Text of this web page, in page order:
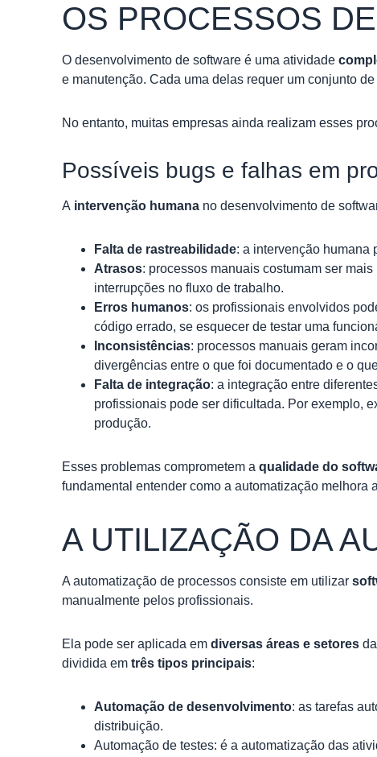
OS PROCESSOS
O desenvolvimento de software é uma atividade
e manutenção. Cada uma delas requer um conjunto
No entanto, muitas empresas ainda realizam esses
Possíveis bugs e falhas em
A intervenção humana no desenvolvimento de
Falta de rastreabilidade: a intervenção humana
Atrasos: processos manuais costumam ser
interrupções no fluxo de trabalho.
Erros humanos: os profissionais envolvidos
código errado, se esquecer de testar uma
Inconsistências: processos manuais geram
divergências entre o que foi documentado e o
Falta de integração: a integração entre
profissionais pode ser dificultada. Por exemplo,
produção.
Esses problemas comprometem a qualidade do
fundamental entender como a automatização melhora
A UTILIZAÇÃO DA
A automatização de processos consiste em utilizar
manualmente pelos profissionais.
Ela pode ser aplicada em diversas áreas e setores
dividida em três tipos principais:
Automação de desenvolvimento: as tarefas
distribuição.
Automação de testes: é a automatização das